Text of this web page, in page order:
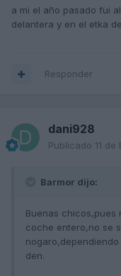
a mi el año pasado fui
delantera y en el etka
Responder
dani928
Publicado 11 de
Barmor dijo:
Buenas chicos,pues
coche entero,no se
den.